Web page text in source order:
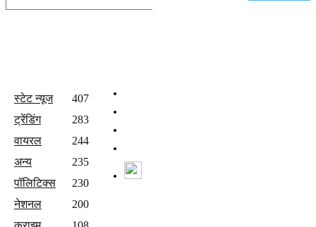
स्टेट न्यूज
407
ट्रेंडिंग
283
वायरल
244
अन्य
235
पॉलिटिक्स
230
नेशनल
200